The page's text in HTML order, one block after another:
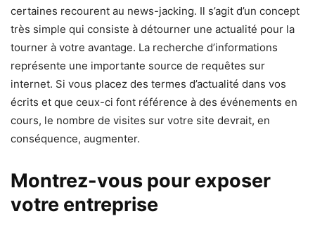
certaines recourent au news-jacking. Il s’agit d’un concept
très simple qui consiste à détourner une actualité pour la
tourner à votre avantage. La recherche d’informations
représente une importante source de requêtes sur
internet. Si vous placez des termes d’actualité dans vos
écrits et que ceux-ci font référence à des événements en
cours, le nombre de visites sur votre site devrait, en
conséquence, augmenter.
Montrez-vous pour exposer
votre entreprise